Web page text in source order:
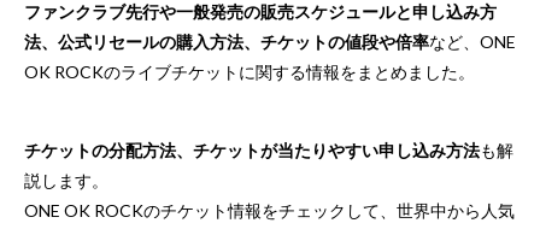
ファンクラブ先行や一般発売の販売スケジュールと申し込み方
法、公式リセールの購入方法、チケットの値段や倍率など、ONE
OK ROCKのライブチケットに関する情報をまとめました。
チケットの分配方法、チケットが当たりやすい申し込み方法も解
説します。
ONE OK ROCKのチケット情報をチェックして、世界中から人気